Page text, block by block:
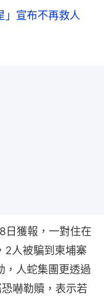
」宣布不再救人
日獲報，一對住在
2人被騙到柬埔寨
，人蛇集團更透過
嚇勒贖，表示若